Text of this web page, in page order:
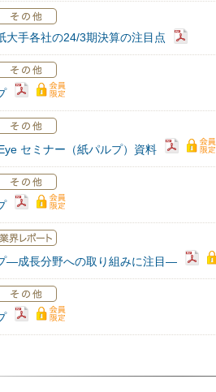
大手各社の24/3期決算の注目点
セミナー（紙パルプ）資料
—成長分野への取り組みに注目―